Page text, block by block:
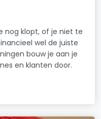
nog klopt, of je niet te
wel de juiste
bouw je aan je
en klanten door.